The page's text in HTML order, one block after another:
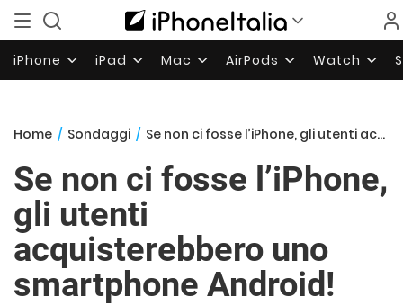
iPhone iPad Mac AirPods Watch
Home / Sondaggi / Se non ci fosse l’iPhone, gli utenti acquisterebbero uno smartphone Android!
Se non ci fosse l’iPhone,
gli utenti
acquisterebbero uno
smartphone Android!